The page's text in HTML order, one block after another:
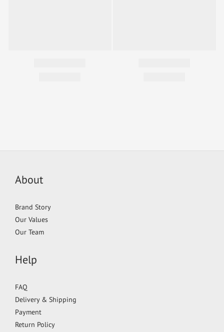
About
Brand Story
Our Values
Our Team
Help
FAQ
Delivery & Shipping
Payment
Return Policy